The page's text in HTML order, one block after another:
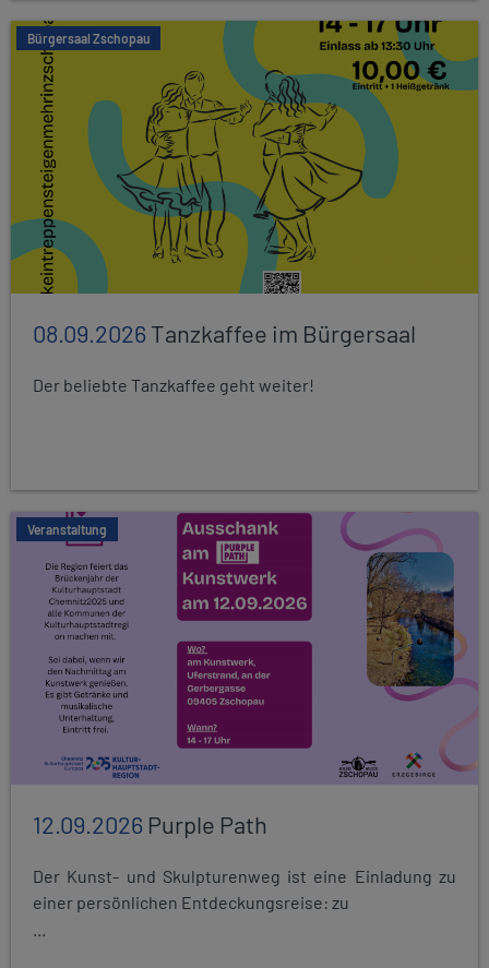
Bürgersaal Zschopau
08.09.2026Tanzkaffee im Bürgersaal
Der beliebte Tanzkaffee geht weiter!
Veranstaltung
12.09.2026 Purple Path
Der Kunst- und Skulpturenweg ist eine Einladung zu
einer persönlichen Entdeckungsreise: zu